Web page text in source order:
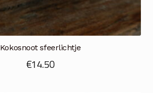
Kokosnoot sfeerlichtje
€14.50